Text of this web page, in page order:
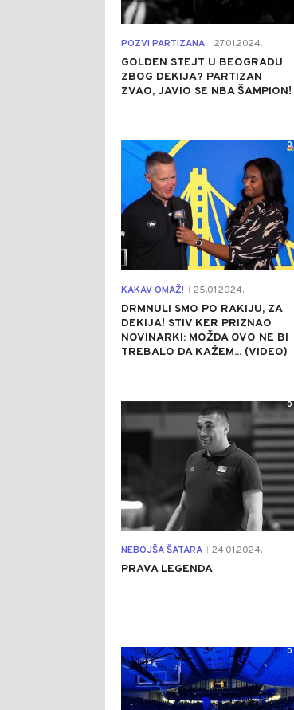
POZVI PARTIZANA 27.01.2024.
GOLDEN STEJT U BEOGRADU
ZBOG DEKIJA? PARTIZAN
ZVAO, JAVIO SE NBA ŠAMPION!
KAKAV OMAŽ! 25.01.2024.
DRMNULI SMO PO RAKIJU, ZA
DEKIJA! STIV KER PRIZNAO
NOVINARKI: MOŽDA OVO NE BI
TREBALO DA KAŽEM... (VIDEO)
0
NEBOJŠA ŠATARA 24.01.2024.
PRAVA LEGENDA
0
0